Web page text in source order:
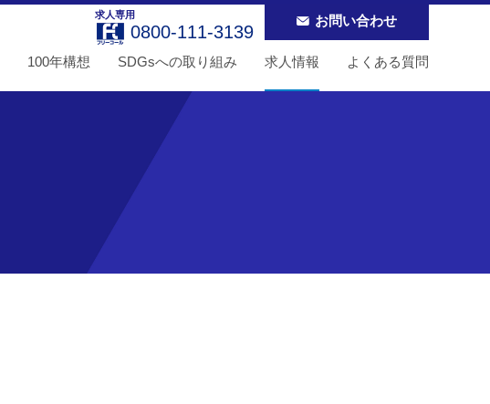
100年構想 SDGsへの取り組み 求人情報 よくある質問
求人専用
0800-111-3139
お問い合わせ